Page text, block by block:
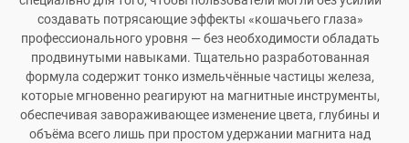
создавать потрясающие эффекты «кошачьего глаза»
профессионального уровня — без необходимости обладать
продвинутыми навыками. Тщательно разработованная
формула содержит тонко измельчённые частицы железа,
которые мгновенно реагируют на магнитные инструменты,
обеспечивая завораживающее изменение цвета, глубины и
объёма всего лишь при простом удержании магнита над